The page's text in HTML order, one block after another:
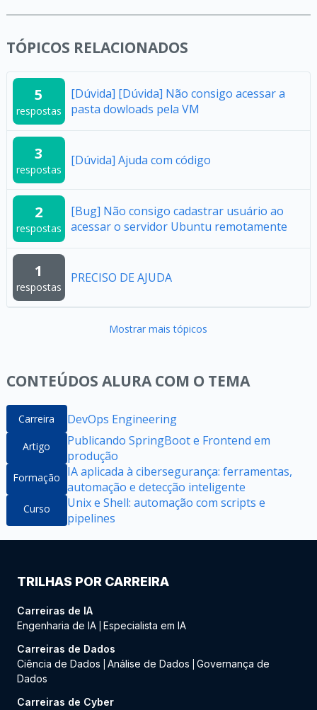
TÓPICOS RELACIONADOS
5
respostas
[Dúvida] [Dúvida] Não consigo acessar a
pasta dowloads pela VM
3
respostas
[Dúvida] Ajuda com código
2
respostas
[Bug] Não consigo cadastrar usuário ao
acessar o servidor Ubuntu remotamente
1
respostas
PRECISO DE AJUDA
Mostrar mais tópicos
CONTEÚDOS ALURA COM O TEMA
Carreira DevOps Engineering
Artigo
Publicando SpringBoot e Frontend em
produção
Formação
IA aplicada à cibersegurança: ferramentas,
automação e detecção inteligente
Curso
Unix e Shell: automação com scripts e
pipelines
TRILHAS POR CARREIRA
Carreiras de IA
Engenharia de IA Especialista em IA
Carreiras de Dados
Ciência de Dados
Análise de Dados
Governança de
Dados
Carreiras de Cyber